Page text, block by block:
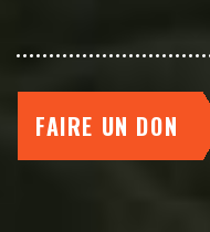
FAIRE UN DON